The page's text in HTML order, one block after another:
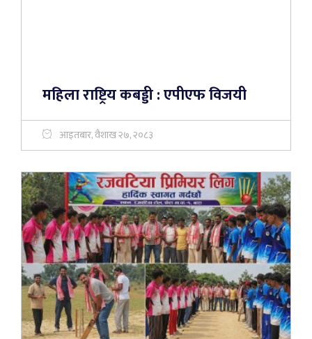
महिला राष्ट्रिय कबड्डी : एपीएफ विजयी
आइतबार, वैशाख २७, २०८३